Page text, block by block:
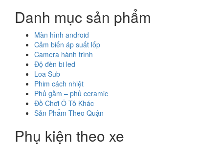
Danh mục sản phẩm
Màn hình android
Cảm biến áp suất lốp
Camera hành trình
Độ đèn bi led
Loa Sub
Phim cách nhiệt
Phủ gầm – phủ ceramic
Đồ Chơi Ô Tô Khác
Sản Phẩm Theo Quận
Phụ kiện theo xe